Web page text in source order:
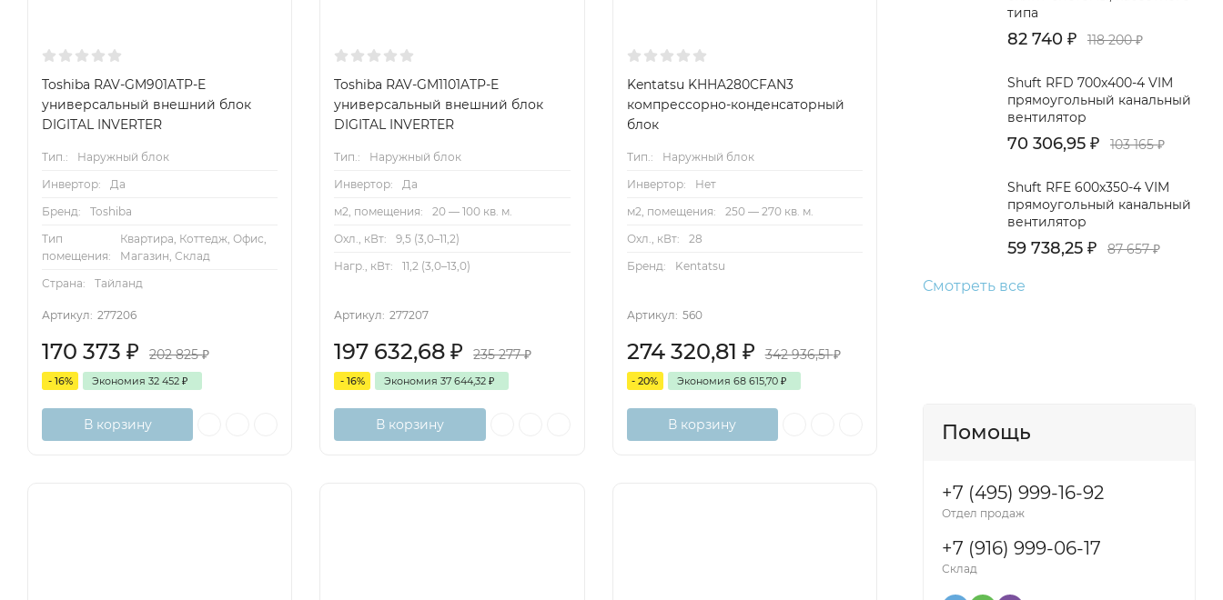
Toshiba RAV-GM901ATP-E
универсальный внешний блок
DIGITAL INVERTER
Тип.:
Наружный блок
Инвертор:
Да
Бренд:
Toshiba
Тип
помещения:
Квартира, Коттедж, Офис,
Магазин, Склад
Страна:
Тайланд
Артикул: 277206
170 373 ₽ 202 825₽
- 16% Экономия 32 452 ₽
В корзину
Toshiba RAV-GM1101ATP-E
универсальный внешний блок
DIGITAL INVERTER
Тип.:
Наружный блок
Инвертор:
Да
м2, помещения:
20 — 100 кв. м.
Охл., кВт:
9,5 (3,0–11,2)
Нагр., кВт:
11,2 (3,0–13,0)
Артикул: 277207
197 632,68₽ 235 277₽
- 16% Экономия37 644,32₽
В корзину
Kentatsu KHHA280CFAN3
компрессорно-конденсаторный
блок
Тип.:
Наружный блок
Инвертор:
Нет
м2, помещения:
250 — 270 кв. м.
Охл., кВт:
28
Бренд:
Kentatsu
Артикул: 560
274 320,81 ₽ 342 936,51₽
- 20% Экономия 68 615,70 ₽
В корзину
типа
82 740 ₽ 118 200₽
Shuft RFD 700x400-4 VIM
прямоугольный канальный
вентилятор
70 306,95 ₽ 103 165₽
Shuft RFE 600x350-4 VIM
прямоугольный канальный
вентилятор
59 738,25 ₽ 87 657₽
Смотреть все
Помощь
+7 (495) 999-16-92
Отдел продаж
+7 (916) 999-06-17
Склад